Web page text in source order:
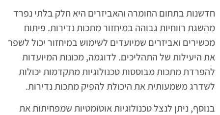
חדשנות בתחום החומרה והאביזרים היא חלק בלתי נפרד
מהשגת רווחיות גבוהה במיחזור מתכות נדירות. פיתוח
מכשירים ואביזרים שמיועדים לשימוש במיחזור יכול לשפר
את היעילות של התהליכים. לדוגמה, מכונות המיועדות
להפרדת מתכות מבוססות טכנולוגיות מתקדמות יכולות
לשדרג משמעותית את היכולת להפיק מתכות נדירות.
בנוסף, ניתן לנצל טכנולוגיות אוטומטיות שמפחיתות את